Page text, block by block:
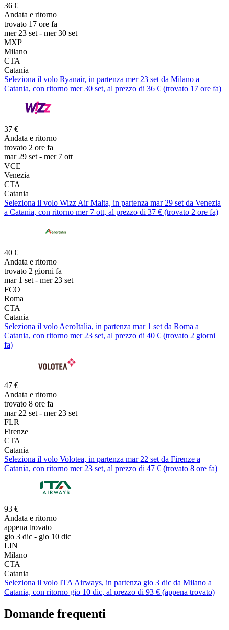
36 €
Andata e ritorno
trovato 17 ore fa
mer 23 set - mer 30 set
MXP
Milano
CTA
Catania
Seleziona il volo Ryanair, in partenza mer 23 set da Milano a
Catania, con ritorno mer 30 set, al prezzo di 36 € (trovato 17 ore fa)
37 €
Andata e ritorno
trovato 2 ore fa
mar 29 set - mer 7 ott
VCE
Venezia
CTA
Catania
Seleziona il volo Wizz Air Malta, in partenza mar 29 set da Venezia
a Catania, con ritorno mer 7 ott, al prezzo di 37 € (trovato 2 ore fa)
40 €
Andata e ritorno
trovato 2 giorni fa
mar 1 set - mer 23 set
FCO
Roma
CTA
Catania
Seleziona il volo AeroItalia, in partenza mar 1 set da Roma a
Catania, con ritorno mer 23 set, al prezzo di 40 € (trovato 2 giorni
fa)
47 €
Andata e ritorno
trovato 8 ore fa
mar 22 set - mer 23 set
FLR
Firenze
CTA
Catania
Seleziona il volo Volotea, in partenza mar 22 set da Firenze a
Catania, con ritorno mer 23 set, al prezzo di 47 € (trovato 8 ore fa)
93 €
Andata e ritorno
appena trovato
gio 3 dic - gio 10 dic
LIN
Milano
CTA
Catania
Seleziona il volo ITA Airways, in partenza gio 3 dic da Milano a
Catania, con ritorno gio 10 dic, al prezzo di 93 € (appena trovato)
Domande frequenti